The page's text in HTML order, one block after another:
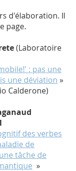
d'élaboration. Il
page.
(Laboratoire
: pas une
une déviation »
Calderone)
des verbes
de
tâche de
»